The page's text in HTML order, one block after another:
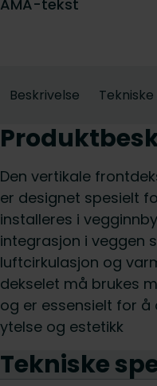
AMA-tekst
Beskrivelse
Den vertikale
er designet spesielt
installeres i
integrasjon i veggen
luftcirkulasjon og
dekselet må brukes
og er essensielt for
ytelse og estetikk
Tekniske